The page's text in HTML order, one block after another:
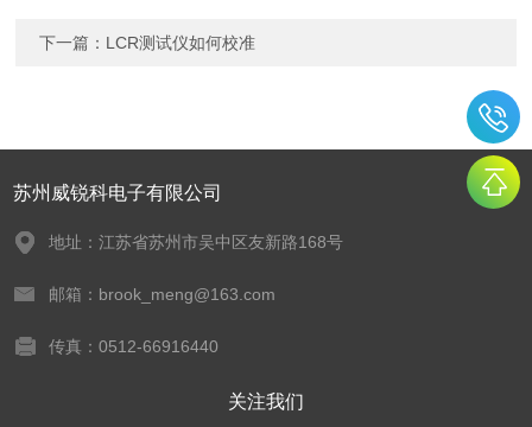
下一篇： LCR测试仪如何校准
苏州威锐科电子有限公司
地址：江苏省苏州市吴中区友新路168号
邮箱：brook_meng@163.com
传真：0512-66916440
关注我们